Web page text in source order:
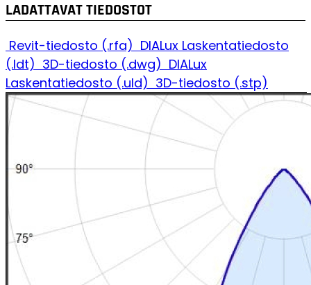
LADATTAVAT TIEDOSTOT
Revit-tiedosto (.rfa)
(.ldt) 3D-tiedosto (.dwg)
Laskentatiedosto (.uld) 3D-tiedosto (.stp)